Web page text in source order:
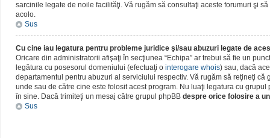
sarcinile legate de noile facilităţi. Vă rugăm să consultaţi aceste forumuri şi
acolo.
Sus
Cu cine iau legatura pentru probleme juridice şi/sau abuzuri legate de
Oricare din administratorii afişaţi în secţiunea “Echipa” ar trebui să fie un
legătura cu posesorul domeniului (efectuaţi o interogare whois) sau, dacă
departamentul pentru abuzuri al serviciului respectiv. Vă rugăm să reţineţi că
unde sau de către cine este folosit acest program. Nu luaţi legatura cu
în sine. Dacă trimiteţi un mesaj către grupul phpBB despre orice folosire a
Sus